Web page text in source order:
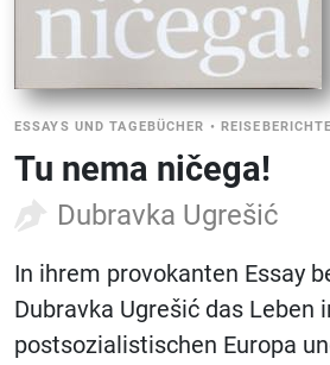
ESSAYS UND TAGEBÜCHER • REISEBERICHTE
Tu nema ničega!
Dubravka Ugrešić
In ihrem provokanten Essay
Dubravka Ugrešić das Leben
postsozialistischen Europa